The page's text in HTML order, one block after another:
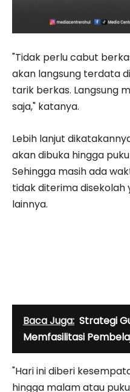
"Tidak perlu cabut
akan langsung terdata
tarik berkas. Langsung
saja," katanya.
Lebih lanjut
akan dibuka hingga
Sehingga masih ada
tidak diterima disekolah
lainnya.
Baca Juga: Strategi
Memfasilitasi
"Hari ini diberi
hingga malam atau